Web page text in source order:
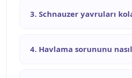
3. Schnauzer yavruları
4. Havlama sorununu